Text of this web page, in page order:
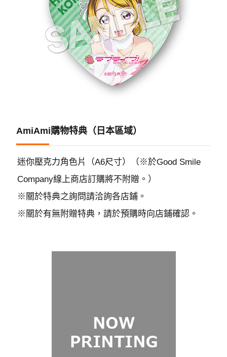
AmiAmi購物特典（日本區域）
迷你壓克力角色片（A6尺寸）（※於Good Smile
Company線上商店訂購將不附贈。）
※關於特典之詢問請洽詢各店鋪。
※關於有無附贈特典，請於預購時向店鋪確認。